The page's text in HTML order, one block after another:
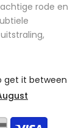
rode en
get it between